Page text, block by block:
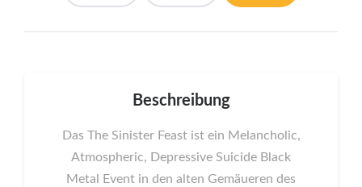
Beschreibung
Das The Sinister Feast ist ein Melancholic,
Atmospheric, Depressive Suicide Black
Metal Event in den alten Gemäueren des